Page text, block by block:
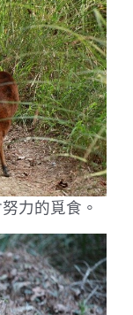
力的覓食。